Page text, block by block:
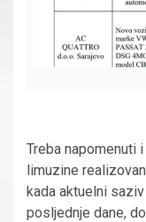
Treba napomenuti
limuzine
kada aktuelni
posljednje dane,